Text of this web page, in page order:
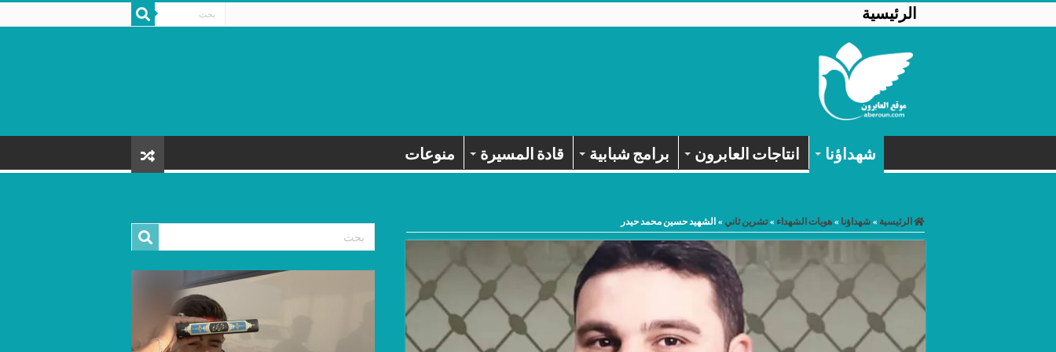
الرئيسية
شهداؤنا انتاجات العابرون برامج شبابية قادة المسيرة منوعات
الرئيسية »شهداؤنا »هويات الشهداء »تشرين ثاني »الشهيد حسين محمد حيدر